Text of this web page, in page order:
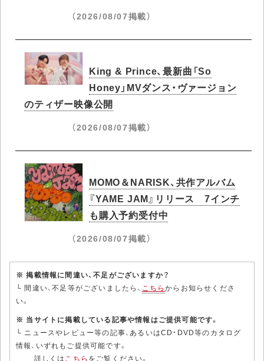
（2026/08/07掲載）
King & Prince、最新曲「So
Honey」MVダンス・ヴァージョン
のティザー映像公開
（2026/08/07掲載）
MOMO＆NARISK、共作アルバム
『YAME JAM』リリース 7インチ
も購入予約受付中
（2026/08/07掲載）
※ 掲載情報に間違い、不足がございますか？
└ 間違い、不足等がございましたら、 こちらからお知らせくださ
い。
※ 当サイトに掲載している記事や情報はご提供可能です。
└ ニュースやレビュー等の記事、あるいはCD・DVD等のカタログ
情報、いずれもご提供可能です。
詳しくはこちら をご覧ください。